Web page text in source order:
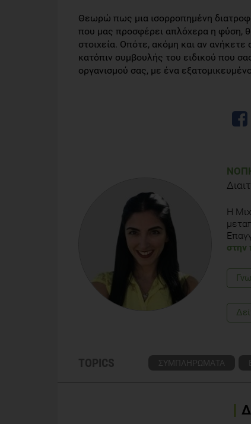
Θεωρώ πως μια ισορροπημένη
που μας προσφέρει απλόχερα η φύση,
στοιχεία. Οπότε, ακόμη και αν
κατόπιν συμβουλής τoυ ειδικού που
οργανισμού σας, με ένα
Η
στην
TOPICS ΣΥΜΠΛΗΡΩΜΑΤΑ